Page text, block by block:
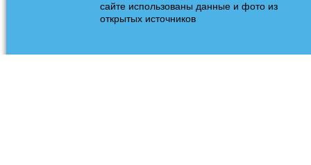
сайте использованы данные и фото из
открытых источников